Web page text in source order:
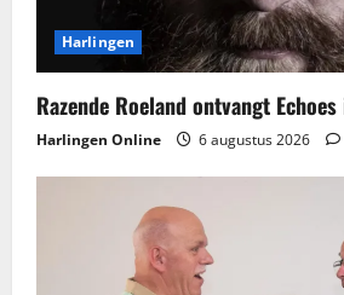
Harlingen
Razende Roeland ontvangt
Harlingen Online 6 augustus 2026